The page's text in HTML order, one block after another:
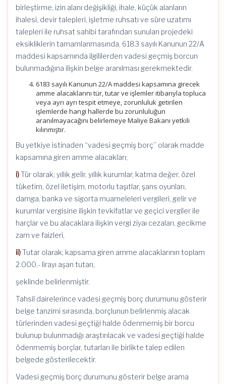
birleştirme, izin alanı değişikliği, ihale, küçük alanların
ihalesi, devir talepleri, işletme ruhsatı ve süre uzatımı
talepleri ile ruhsat sahibi tarafından sunulan projedeki
eksikliklerin tamamlanmasında, 6183 sayılı Kanunun 22/A
maddesi kapsamında ilgililerden vadesi geçmiş borcun
bulunmadığına ilişkin belge aranılması gerekmektedir.
6183 sayılı Kanunun 22/A maddesi kapsamına girecek
amme alacaklarını tür, tutar ve işlemler itibarıyla topluca
veya ayrı ayrı tespit etmeye, zorunluluk getirilen
işlemlerde hangi hallerde bu zorunluluğun
aranılmayacağını belirlemeye Maliye Bakanı yetkili
kılınmıştır.
Bu yetkiye istinaden “vadesi geçmiş borç” olarak madde
kapsamına giren amme alacakları;
i)Tür olarak; yıllık gelir, yıllık kurumlar, katma değer, özel
tüketim, özel iletişim, motorlu taşıtlar, şans oyunları,
damga, banka ve sigorta muameleleri vergileri, gelir ve
kurumlar vergisine ilişkin tevkifatlar ve geçici vergiler ile
harçlar ve bu alacaklara ilişkin vergi ziyaı cezaları, gecikme
zam ve faizleri,
ii)Tutar olarak; kapsama giren amme alacaklarının toplam
2.000,- lirayı aşan tutarı,
şeklinde belirlenmiştir.
Tahsil dairelerince vadesi geçmiş borç durumunu gösterir
belge tanzimi sırasında, borçlunun belirlenmiş alacak
türlerinden vadesi geçtiği halde ödenmemiş bir borcu
bulunup bulunmadığı araştırılacak ve vadesi geçtiği halde
ödenmemiş borçlar, tutarları ile birlikte talep edilen
belgede gösterilecektir.
Vadesi geçmiş borç durumunu gösterir belge arama